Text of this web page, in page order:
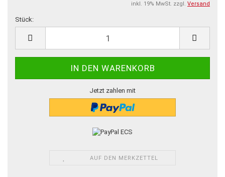
inkl. 19% MwSt. zzgl. Versand
Stück:
Jetzt zahlen mit
AUF DEN MERKZETTEL